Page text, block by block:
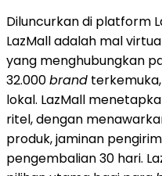
Diluncurkan di platform
LazMall adalah mal
yang menghubungkan
32.000brand
lokal. LazMall
ritel, dengan
produk, jaminan
pengembalian 30 hari.